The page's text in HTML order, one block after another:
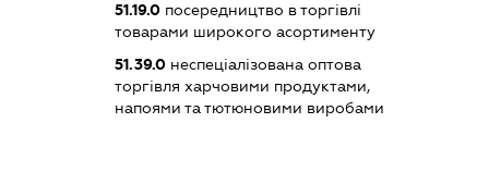
51.19.0 посередництво в торгівлі
товарами широкого асортименту
51.39.0 неспеціалізована оптова
торгівля харчовими продуктами,
напоями та тютюновими виробами